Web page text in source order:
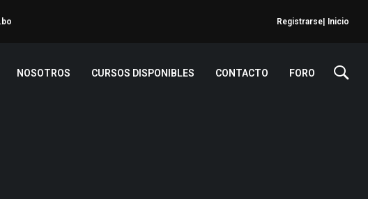
Registrarse | Inicio
NOSOTROS CURSOS DISPONIBLES CONTACTO FORO